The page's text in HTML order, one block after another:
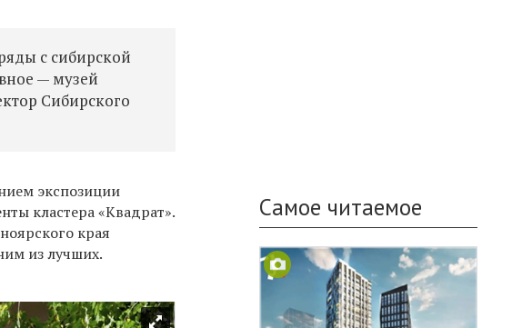
с сибирской
— музей
Сибирского
экспозиции
кластера «Квадрат».
края
из лучших.
Самое читаемое